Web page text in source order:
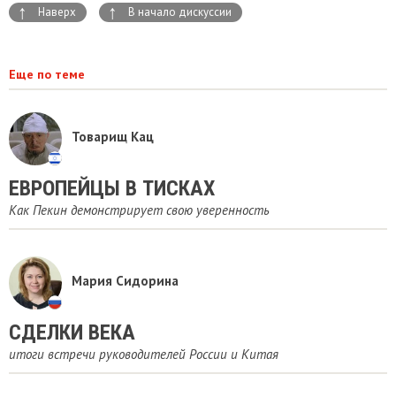
↑ Наверх ↑ В начало дискуссии
Еще по теме
Товарищ Кац
ЕВРОПЕЙЦЫ В ТИСКАХ
Как Пекин демонстрирует свою уверенность
Мария Сидорина
СДЕЛКИ ВЕКА
итоги встречи руководителей России и Китая